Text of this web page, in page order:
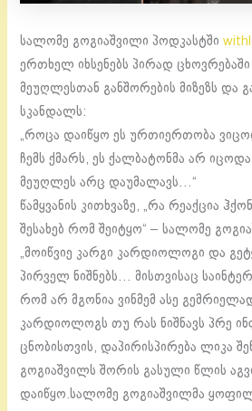
სალომე გოგიაშვილი პოდკასტში
ერთხელ იხსენებს პირად
მეუღლესთან განშორების მიზეზს და
სკანდალს:
„როცა დაიწყო ეს ურთიერთობა
ჩემს ქმარს, ეს ქალბატონმა არ
მეუღლეს არც დაუმალავს…“
წამყვანის კითხვაზე, „რა რეაქცია
შესახებ რომ შეიტყო“ – სალომე
„მოიწვიე კარგი კარდიოლოგი და
პირველ ნიშნებს… მისთვისაც
რომ არ მგონია ვინმემ ასე
კარდიოლოგს თუ რას ნიშნავს პრე
ცნობისთვის, დაპირისპირება ლიკა
გოგიაშვილს შორის გასული წლის
დაიწყო.სალომე გოგიაშვილმა